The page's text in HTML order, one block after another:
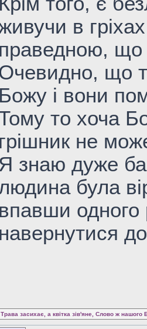
в
праведною, що
що
Божу і вони
то хоча
грішник не
Я знаю дуже
була
впавши одного
навернутися
Трава засихає, а квітка зів'яне, Слово ж нашого